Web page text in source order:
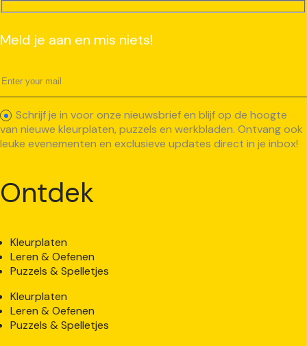
Meld je aan en mis niets!
Schrijf je in voor onze nieuwsbrief en blijf op de hoogte
van nieuwe kleurplaten, puzzels en werkbladen. Ontvang ook
leuke evenementen en exclusieve updates direct in je inbox!
Ontdek
Kleurplaten
Leren & Oefenen
Puzzels & Spelletjes
Kleurplaten
Leren & Oefenen
Puzzels & Spelletjes